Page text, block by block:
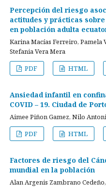
Percepción del riesgo
actitudes y prácticas
en población adulta
Karina Macías Ferreiro, Pamela
Stefania Vera Mera
PDF
HTML
Ansiedad infantil en
COVID – 19. Ciudad de
Aimee Piñon Gamez, Nilo
PDF
HTML
Factores de riesgo del
mundial en la población
Alan Argenis Zambrano